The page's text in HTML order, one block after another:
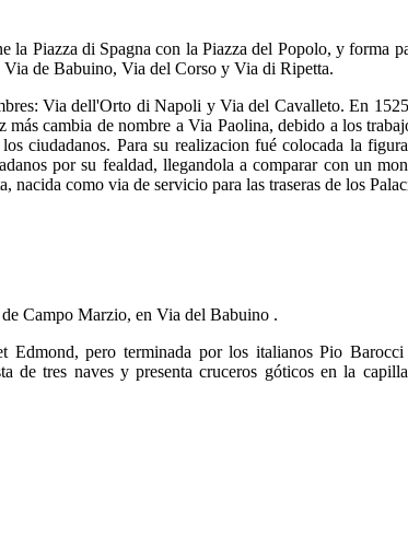
Piazza di Spagna con la Piazza del Popolo, y forma
de Babuino, Via del Corso y Via di Ripetta.
Via dell'Orto di Napoli y Via del Cavalleto. En
cambia de nombre a Via Paolina, debido a los
ciudadanos. Para su realizacion fué colocada la
por su fealdad, llegandola a comparar con un
nacida como via de servicio para las traseras de los
Campo Marzio, en Via del Babuino .
Edmond, pero terminada por los italianos Pio
de tres naves y presenta cruceros góticos en la